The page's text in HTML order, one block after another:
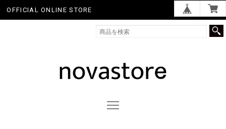
OFFICIAL ONLINE STORE